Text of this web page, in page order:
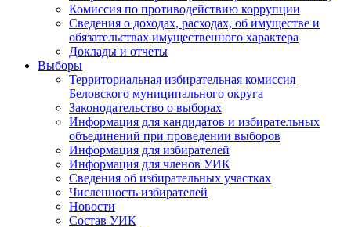
Комиссия по противодействию коррупции
Сведения о доходах, расходах, об имуществе и
обязательствах имущественного характера
Доклады и отчеты
Выборы
Территориальная избирательная комиссия
Беловского муниципального округа
Законодательство о выборах
Информация для кандидатов и избирательных
объединений при проведении выборов
Информация для избирателей
Информация для членов УИК
Сведения об избирательных участках
Численность избирателей
Новости
Состав УИК